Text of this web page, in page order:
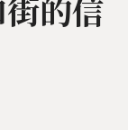
的信